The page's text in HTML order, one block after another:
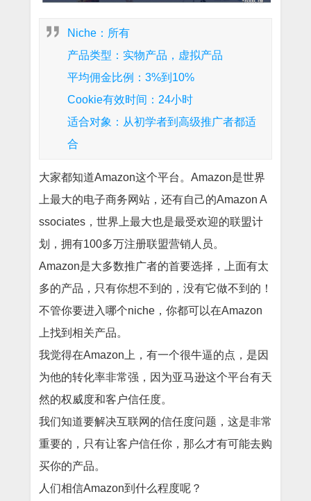
Niche：所有
产品类型：实物产品，虚拟产品
平均佣金比例：3%到10%
Cookie有效时间：24小时
适合对象：从初学者到高级推广者都适
合
大家都知道Amazon这个平台。Amazon是世界
上最大的电子商务网站，还有自己的Amazon A
ssociates，世界上最大也是最受欢迎的联盟计
划，拥有100多万注册联盟营销人员。
Amazon是大多数推广者的首要选择，上面有太
多的产品，只有你想不到的，没有它做不到的！
不管你要进入哪个niche，你都可以在Amazon
上找到相关产品。
我觉得在Amazon上，有一个很牛逼的点，是因
为他的转化率非常强，因为亚马逊这个平台有天
然的权威度和客户信任度。
我们知道要解决互联网的信任度问题，这是非常
重要的，只有让客户信任你，那么才有可能去购
买你的产品。
人们相信Amazon到什么程度呢？